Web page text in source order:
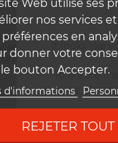
It looks like
To ensure
pricing, please
DUKE TCX-
36 SLR2 /
MADMAX3
CL SP
de : 1165 g
nos services
préférences en
donner votre
bouton Accepter.
d'informations
REJETER TOUT